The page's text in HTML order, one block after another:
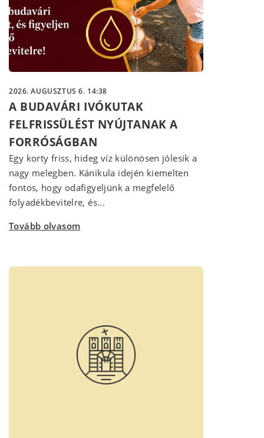
2026. AUGUSZTUS 6. 14:38
A BUDAVÁRI IVÓKUTAK
FELFRISSÜLÉST NYÚJTANAK A
FORRÓSÁGBAN
Egy korty friss, hideg víz különösen jólesik a
nagy melegben. Kánikula idején kiemelten
fontos, hogy odafigyeljünk a megfelelő
folyadékbevitelre, és...
Tovább olvasom